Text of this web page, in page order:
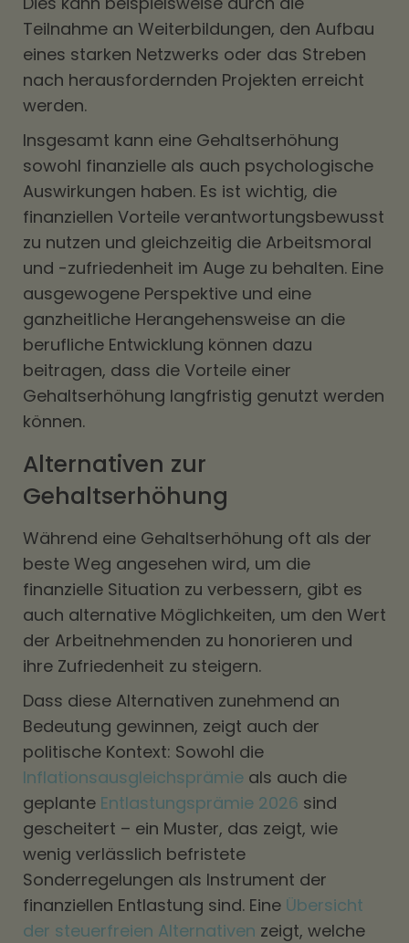
Teilnahme an Weiterbildungen, den Aufbau
eines starken Netzwerks oder das Streben
nach herausfordernden Projekten erreicht
werden.
Insgesamt kann eine Gehaltserhöhung
sowohl finanzielle als auch psychologische
Auswirkungen haben. Es ist wichtig, die
finanziellen Vorteile verantwortungsbewusst
zu nutzen und gleichzeitig die Arbeitsmoral
und -zufriedenheit im Auge zu behalten. Eine
ausgewogene Perspektive und eine
ganzheitliche Herangehensweise an die
berufliche Entwicklung können dazu
beitragen, dass die Vorteile einer
Gehaltserhöhung langfristig genutzt werden
können.
Alternativen zur
Gehaltserhöhung
Während eine Gehaltserhöhung oft als der
beste Weg angesehen wird, um die
finanzielle Situation zu verbessern, gibt es
auch alternative Möglichkeiten, um den Wert
der Arbeitnehmenden zu honorieren und
ihre Zufriedenheit zu steigern.
Dass diese Alternativen zunehmend an
Bedeutung gewinnen, zeigt auch der
politische Kontext: Sowohl die
Inflationsausgleichsprämie als auch die
geplante Entlastungsprämie 2026 sind
gescheitert – ein Muster, das zeigt, wie
wenig verlässlich befristete
Sonderregelungen als Instrument der
finanziellen Entlastung sind. Eine Übersicht
der steuerfreien Alternativen zeigt, welche